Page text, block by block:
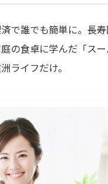
で誰でも簡単に。長
の食卓に学んだ「スー
ライフだけ。